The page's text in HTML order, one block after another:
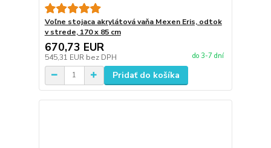
Voľne stojaca akrylátová vaňa Mexen Eris, odtok
v strede, 170 x 85 cm
670,73 EUR
545,31 EUR bez DPH do 3-7 dní
Pridať do košíka